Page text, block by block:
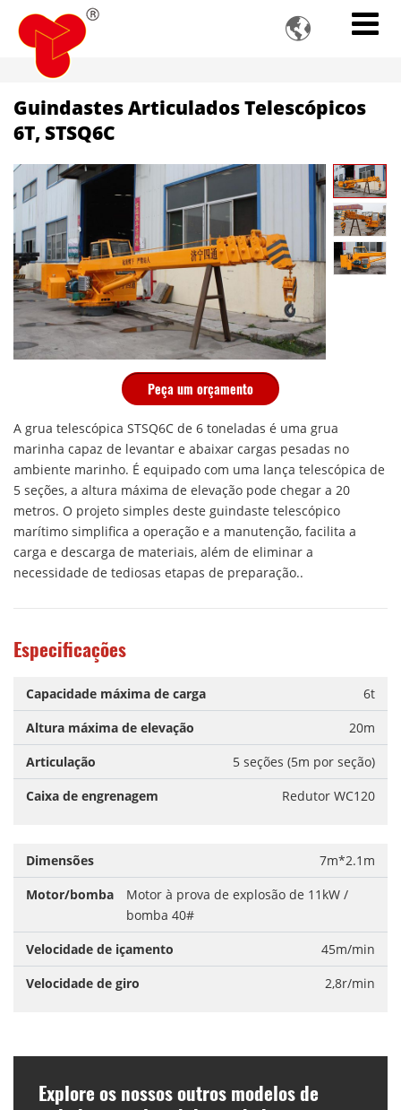

Guindastes Articulados Telescópicos
6T, STSQ6C
Peça um orçamento
A grua telescópica STSQ6C de 6 toneladas é uma grua
marinha capaz de levantar e abaixar cargas pesadas no
ambiente marinho. É equipado com uma lança telescópica de
5 seções, a altura máxima de elevação pode chegar a 20
metros. O projeto simples deste guindaste telescópico
marítimo simplifica a operação e a manutenção, facilita a
carga e descarga de materiais, além de eliminar a
necessidade de tediosas etapas de preparação..
Especificações
Capacidade máxima de carga
6t
Altura máxima de elevação
20m
Articulação
5 seções (5m por seção)
Caixa de engrenagem
Redutor WC120
Dimensões
7m*2.1m
Motor/bomba
Motor à prova de explosão de 11kW /
bomba 40#
Velocidade de içamento
45m/min
Velocidade de giro
2,8r/min
Explore os nossos outros modelos de